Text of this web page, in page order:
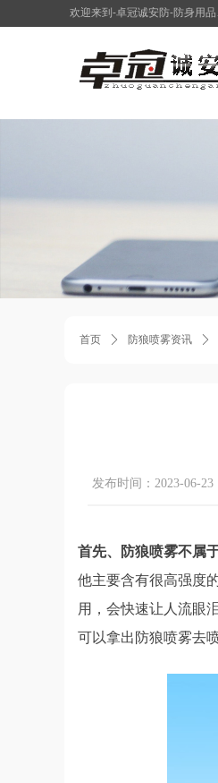
欢迎来到-卓冠诚安防-防身用
首页 ꄲ 防狼喷雾资讯 ꄲ
发布时间： 2023-06-23
首先、防狼喷雾不属
他主要含有很高强度
用，会快速让人流眼
可以拿出防狼喷雾去